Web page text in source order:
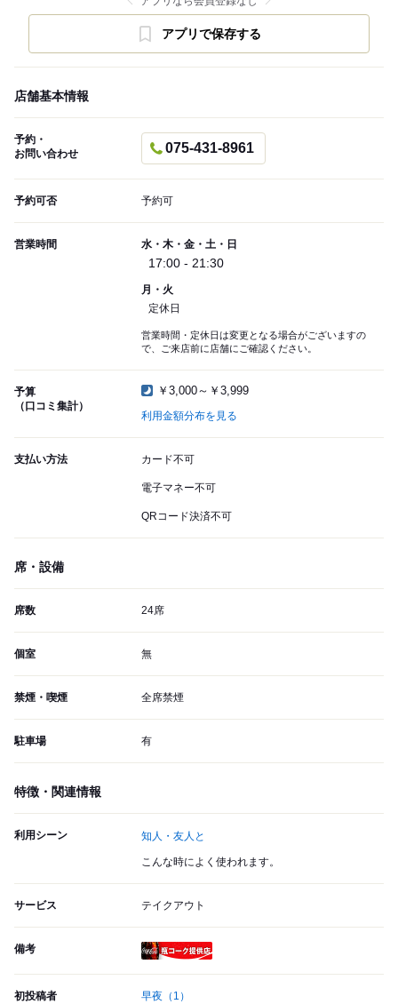
アプリで保存する
店舗基本情報
予約・
お問い合わせ
075-431-8961
予約可否 予約可
営業時間 水・木・金・土・日
17:00 - 21:30
月・火
定休日
営業時間・定休日は変更となる場合がございますの
で、ご来店前に店舗にご確認ください。
予算
（口コミ集計）
￥3,000～￥3,999
利用金額分布を見る
支払い方法 カード不可
電子マネー不可
QRコード決済不可
席・設備
席数 24席
個室 無
禁煙・喫煙 全席禁煙
駐車場 有
特徴・関連情報
利用シーン 知人・友人と
こんな時によく使われます。
サービス テイクアウト
備考
初投稿者 早夜 （1）